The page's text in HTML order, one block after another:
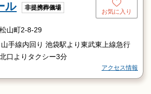
ル 非提携葬儀場
お気に入り
山町2-8-29
手線内回り 池袋駅より東武東上線急行
口よりタクシー3分
アクセス情報